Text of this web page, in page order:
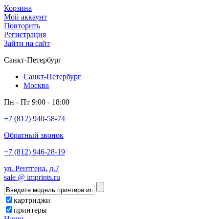
Корзина
Мой аккаунт
Повторить
Регистрация
Зайти на сайт
Санкт-Петербург
Санкт-Петербург
Москва
Пн - Пт 9:00 - 18:00
+7 (812) 940-58-74
Обратный звонок
+7 (812) 946-28-19
ул. Рентгена, д.7
sale @ imprints.ru
картриджи
принтеры